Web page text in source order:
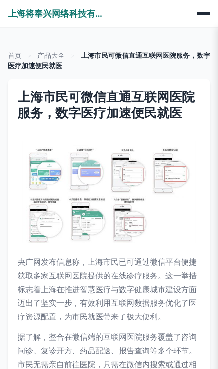
上海将奉兴网络科技有限公司
首页 产品大全
上海市民可微信直通互联网医院服务，数字
医疗加速便民就医
上海市民可微信直通互联网医院
服务，数字医疗加速便民就医
央广网发布信息称，上海市民已可通过微信平台便捷
获取多家互联网医院提供的在线诊疗服务。这一举措
标志着上海在推进智慧医疗与数字健康城市建设方面
迈出了坚实一步，有效利用互联网数据服务优化了医
疗资源配置，为市民就医带来了极大便利。
据了解，整合在微信端的互联网医院服务覆盖了咨询
问诊、复诊开方、药品配送、报告查询等多个环节。
市民无需亲自前往医院，只需在微信内搜索或通过相